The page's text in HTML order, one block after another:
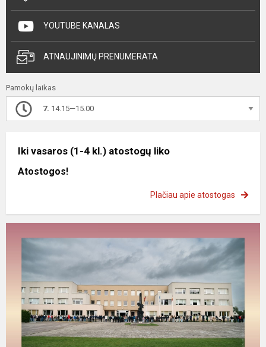
YOUTUBE KANALAS
ATNAUJINIMŲ PRENUMERATA
Pamokų laikas
7. 14.15—15.00
Iki vasaros (1-4 kl.) atostogų liko
Atostogos!
Plačiau apie atostogas